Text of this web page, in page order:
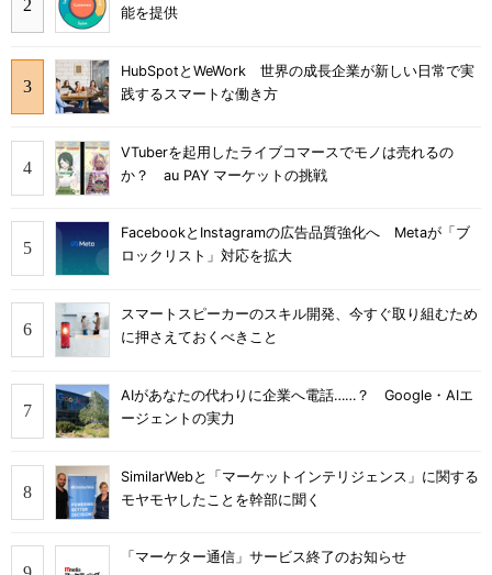
能を提供
HubSpotとWeWork 世界の成長企業が新しい日常で実
践するスマートな働き方
VTuberを起用したライブコマースでモノは売れるの
か？ au PAY マーケットの挑戦
FacebookとInstagramの広告品質強化へ Metaが「ブ
ロックリスト」対応を拡大
スマートスピーカーのスキル開発、今すぐ取り組むため
に押さえておくべきこと
AIがあなたの代わりに企業へ電話……？ Google・AIエ
ージェントの実力
SimilarWebと「マーケットインテリジェンス」に関する
モヤモヤしたことを幹部に聞く
「マーケター通信」サービス終了のお知らせ